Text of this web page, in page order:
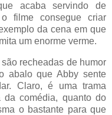
acaba servindo de
filme consegue criar
da cena em que
um enorme verme.
recheadas de humor
abalo que Abby sente
Claro, é uma trama
comédia, quanto do
o bastante para que